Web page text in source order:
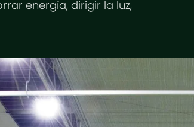
energía, dirigir la luz,